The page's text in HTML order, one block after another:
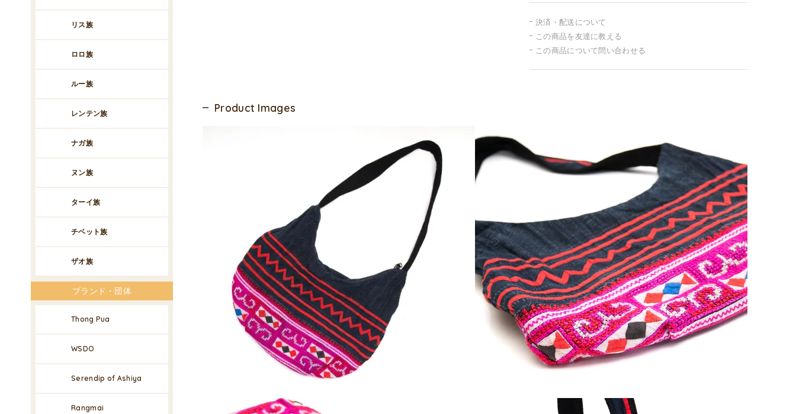
決済・配送について
この商品を友達に教える
この商品について問い合わせる
Product Images
リス族
ロロ族
ルー族
レンテン族
ナガ族
ヌン族
ターイ族
チベット族
ザオ族
ブランド・団体
Thong Pua
WSDO
Serendip of Ashiya
Rangmai